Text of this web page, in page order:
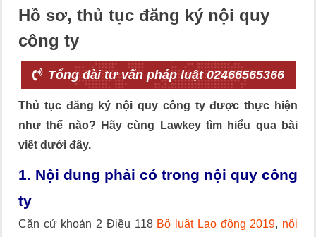
Hồ sơ, thủ tục đăng ký nội quy
công ty
Tổng đài tư vấn pháp luật 02466565366
Thủ tục đăng ký nội quy công ty được thực hiện
như thế nào? Hãy cùng Lawkey tìm hiểu qua bài
viết dưới đây.
1. Nội dung phải có trong nội quy công
ty
Căn cứ khoản 2 Điều 118 Bộ luật Lao động 2019, nội